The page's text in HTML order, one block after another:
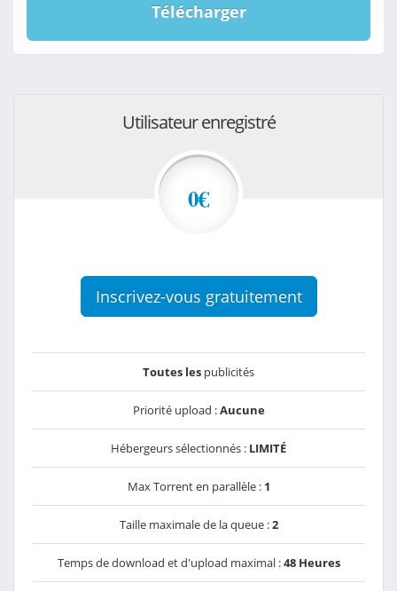
Télécharger
Utilisateur enregistré
0€
Inscrivez-vous gratuitement
Toutes les publicités
Priorité upload :Aucune
Hébergeurs sélectionnés : LIMITÉ
Max Torrent en parallèle : 1
Taille maximale de la queue :2
Temps de download et d'upload maximal :48 Heures